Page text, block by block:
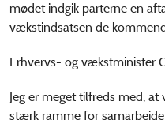
mødet indgik parterne en
vækstindsatsen de
Erhvervs- og vækstminister
Jeg er meget tilfreds med,
stærk ramme for